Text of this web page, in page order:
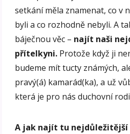
setkání měla znamenat, co v
byli a co rozhodně nebyli. A
báječnou věc – najít naši
přítelkyni. Protože když ji
budeme mít tucty známých,
pravý(á) kamarád(ka), a už
která je pro nás duchovní
A jak najít tu